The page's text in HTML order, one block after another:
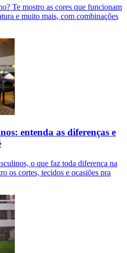
Te mostro as cores que funcionam
e muito mais, com combinações
entenda as diferenças e
o que faz toda diferença na
os cortes, tecidos e ocasiões pra